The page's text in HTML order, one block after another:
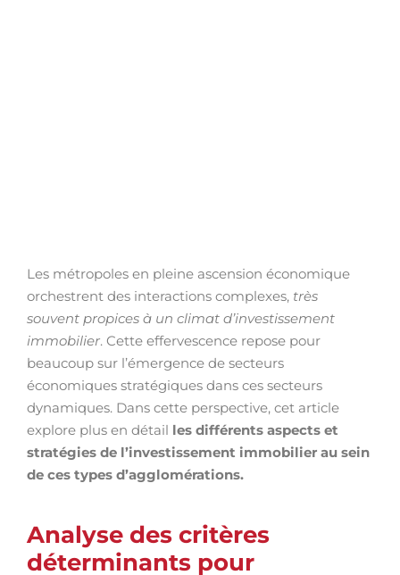
Les métropoles en pleine ascension économique
orchestrent des interactions complexes, très
souvent propices à un climat d’investissement
immobilier. Cette effervescence repose pour
beaucoup sur l’émergence de secteurs
économiques stratégiques dans ces secteurs
dynamiques. Dans cette perspective, cet article
explore plus en détail les différents aspects et
stratégies de l’investissement immobilier au sein
de ces types d’agglomérations.
Analyse des critères
déterminants pour